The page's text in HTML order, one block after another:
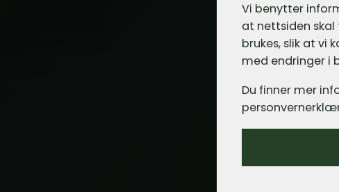
Vi benytter
at nettsiden skal
brukes, slik at vi
med endringer i
Du finner mer